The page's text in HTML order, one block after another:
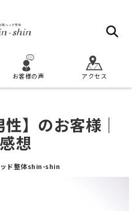
お客様の声 アクセス
】のお客様｜
想
ド整体shin-shin